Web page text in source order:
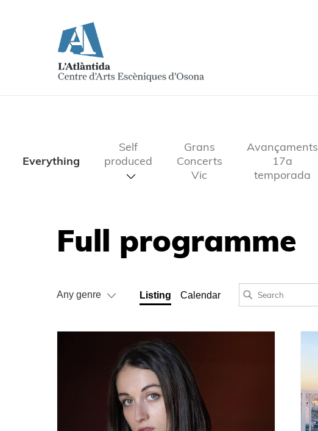
Everything
Self
produced
Grans
Concerts
Vic
Avançaments
17a
temporada
Full programme
Any genre Listing Calendar